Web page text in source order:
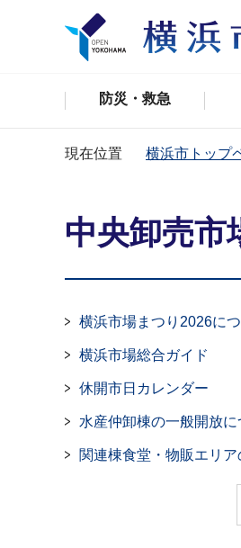
防災・救急
現在位置 横浜市トップ
中央卸売市
横浜市場まつり2026に
横浜市場総合ガイド
休開市日カレンダー
水産仲卸棟の一般開放に
関連棟食堂・物販エリ